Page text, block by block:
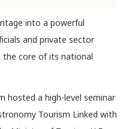
into a powerful
and private sector
the core of its national
hosted a high-level seminar
Tourism Linked with